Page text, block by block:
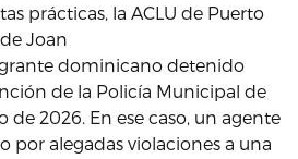
prácticas, la ACLU de Puerto
Joan
dominicano detenido
de la Policía Municipal de
de 2026. En ese caso, un agente
por alegadas violaciones a una